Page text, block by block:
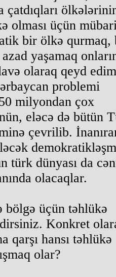
çatdıqları
olması üçün
bir ölkə qurmaq,
yaşamaq
olaraq qeyd
problemi
milyondan çox
eləcə də bütün
çevrilib.
türk dünyası da
olacaqlar.
bölgə üçün təhlükə
Konkret
qarşı hansı təhlükə
olar?